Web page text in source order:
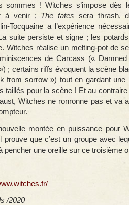
sommes ! Witches s’impose dès
à venir ; The fates sera thrash,
Tocquaine a l’expérience
suite persiste et signe ; les
Witches réalise un melting-pot de
de Carcass («
; certains riffs évoquent la scène
from sorrow ») tout en gardant une
taillés pour la scène ! Et au contraire
Witches ne ronronne pas et va
montée en puissance pour
prouve que c’est un groupe avec
pencher une oreille sur ce troisième
/2020